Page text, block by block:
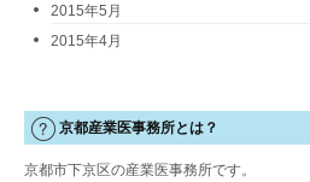
2015年5月
2015年4月
京都産業医事務所とは？
京都市下京区の産業医事務所です。